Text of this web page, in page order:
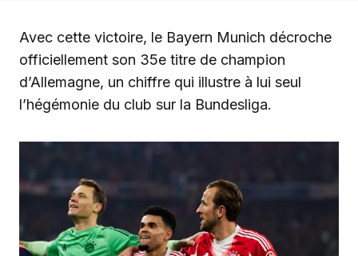
Avec cette victoire, le Bayern Munich décroche
officiellement son 35e titre de champion
d’Allemagne, un chiffre qui illustre à lui seul
l’hégémonie du club sur la Bundesliga.